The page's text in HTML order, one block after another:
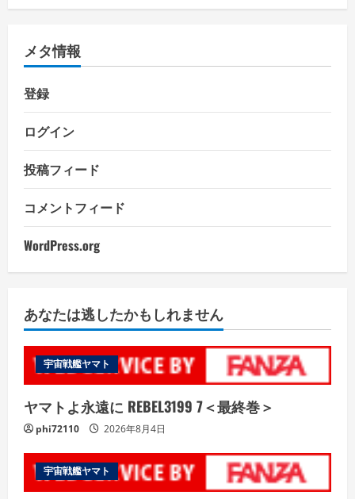
メタ情報
登録
ログイン
投稿フィード
コメントフィード
WordPress.org
あなたは逃したかもしれません
宇宙戦艦ヤマト
ヤマトよ永遠に REBEL3199 7＜最終巻＞
phi72110 2026年8月4日
宇宙戦艦ヤマト